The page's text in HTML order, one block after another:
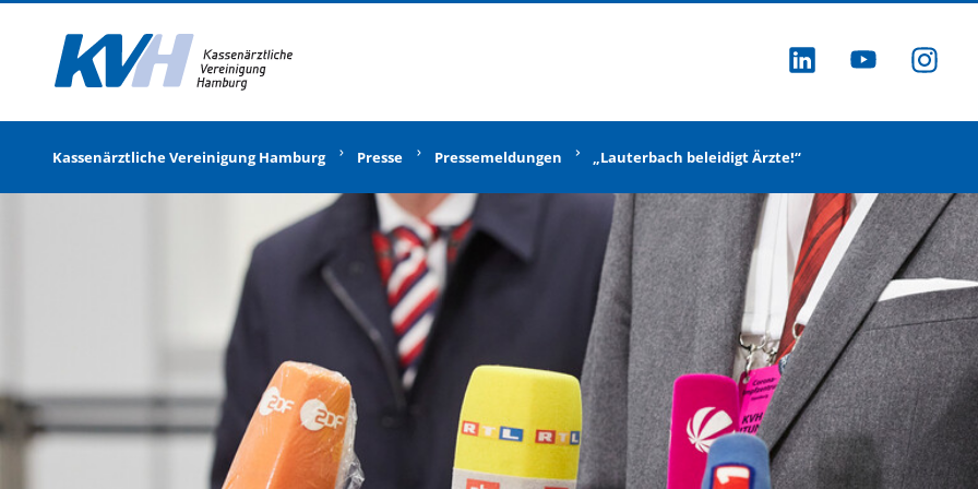
ZU ZU
Kassenärztliche Vereinigung Hamburg Presse Pressemeldungen „Lauterbach beleidigt Ärzte!“